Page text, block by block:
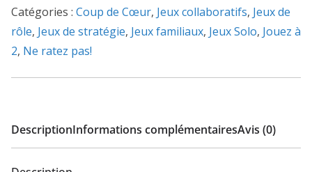
Catégories : Coup de Cœur, Jeux collaboratifs, Jeux de
rôle, Jeux de stratégie, Jeux familiaux, Jeux Solo, Jouez à
2, Ne ratez pas!
DescriptionInformations complémentairesAvis (0)